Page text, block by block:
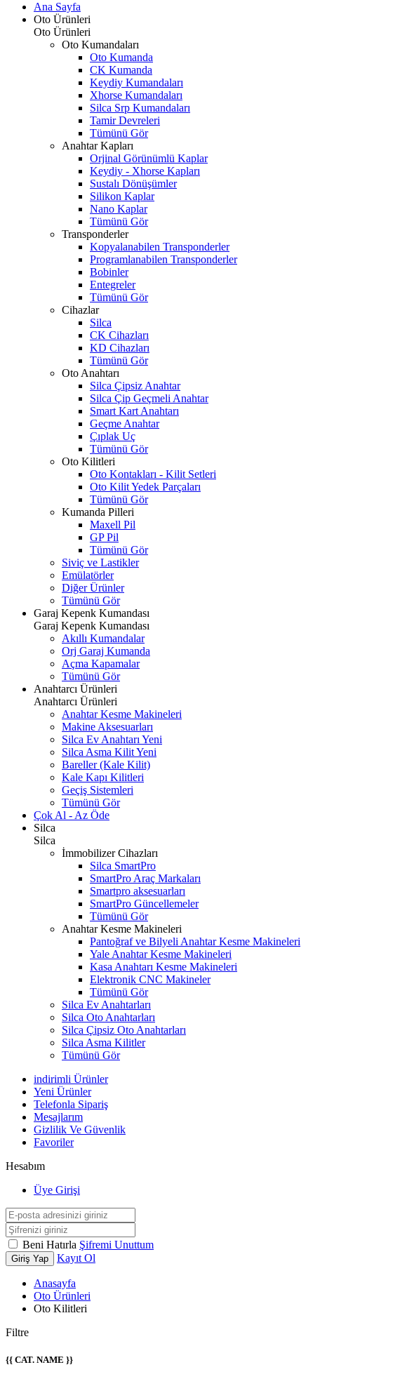
Ana Sayfa
Oto Ürünleri
Oto Ürünleri
Oto Kumandaları
Oto Kumanda
CK Kumanda
Keydiy Kumandaları
Xhorse Kumandaları
Silca Srp Kumandaları
Tamir Devreleri
Tümünü Gör
Anahtar Kapları
Orjinal Görünümlü Kaplar
Keydiy - Xhorse Kapları
Sustalı Dönüşümler
Silikon Kaplar
Nano Kaplar
Tümünü Gör
Transponderler
Kopyalanabilen Transponderler
Programlanabilen Transponderler
Bobinler
Entegreler
Tümünü Gör
Cihazlar
Silca
CK Cihazları
KD Cihazları
Tümünü Gör
Oto Anahtarı
Silca Çipsiz Anahtar
Silca Çip Geçmeli Anahtar
Smart Kart Anahtarı
Geçme Anahtar
Çıplak Uç
Tümünü Gör
Oto Kilitleri
Oto Kontakları - Kilit Setleri
Oto Kilit Yedek Parçaları
Tümünü Gör
Kumanda Pilleri
Maxell Pil
GP Pil
Tümünü Gör
Siviç ve Lastikler
Emülatörler
Diğer Ürünler
Tümünü Gör
Garaj Kepenk Kumandası
Garaj Kepenk Kumandası
Akıllı Kumandalar
Orj Garaj Kumanda
Açma Kapamalar
Tümünü Gör
Anahtarcı Ürünleri
Anahtarcı Ürünleri
Anahtar Kesme Makineleri
Makine Aksesuarları
Silca Ev Anahtarı Yeni
Silca Asma KilitYeni
Bareller (Kale Kilit)
Kale Kapı Kilitleri
Geçiş Sistemleri
Tümünü Gör
Çok Al - Az Öde
Silca
Silca
İmmobilizer Cihazları
Silca SmartPro
SmartPro Araç Markaları
Smartpro aksesuarları
SmartPro Güncellemeler
Tümünü Gör
Anahtar Kesme Makineleri
Pantoğraf ve Bilyeli Anahtar Kesme Makineleri
Yale Anahtar Kesme Makineleri
Kasa Anahtarı Kesme Makineleri
Elektronik CNC Makineler
Tümünü Gör
Silca Ev Anahtarları
Silca Oto Anahtarları
Silca Çipsiz Oto Anahtarları
Silca Asma Kilitler
Tümünü Gör
indirimli Ürünler
Yeni Ürünler
Telefonla Sipariş
Mesajlarım
Gizlilik Ve Güvenlik
Favoriler
Hesabım
Üye Girişi
Beni Hatırla Şifremi Unuttum
Giriş Yap Kayıt Ol
Anasayfa
Oto Ürünleri
Oto Kilitleri
Filtre
{{ CAT. NAME }}